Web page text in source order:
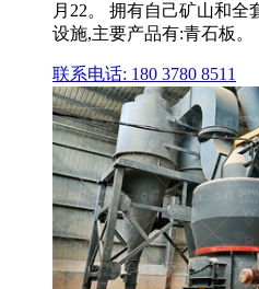
月22。 拥有自己矿山和全
设施,主要产品有:青石板。
联系电话: 180 3780 8511